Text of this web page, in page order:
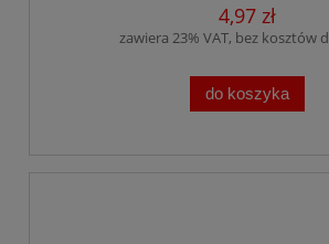
4,97 zł
zawiera 23% VAT, bez kosztów
do koszyka